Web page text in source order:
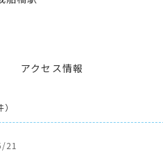
アクセス情報
）
21